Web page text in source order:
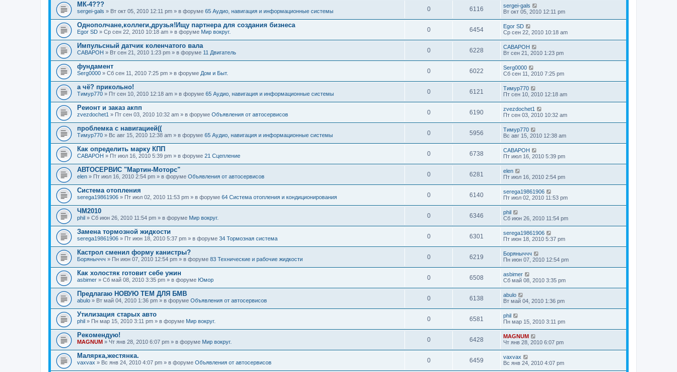
МК-4???
sergei-gals » Вт окт 05, 2010 12:11 pm » в форуме 65 Аудио, навигация и информационные системы 0 6116
sergei-gals
Вт окт 05, 2010 12:11 pm
Однополчане,коллеги,друзья!Ищу партнера для создания бизнеса
Egor SD » Ср сен 22, 2010 10:18 am » в форуме Мир вокруг. 0 6454
Egor SD
Ср сен 22, 2010 10:18 am
Импульсный датчик коленчатого вала
CABAPOH » Вт сен 21, 2010 1:23 pm » в форуме 11 Двигатель 0 6228
CABAPOH
Вт сен 21, 2010 1:23 pm
фундамент
Serg0000 » Сб сен 11, 2010 7:25 pm » в форуме Дом и Быт. 0 6022
Serg0000
Сб сен 11, 2010 7:25 pm
а чё? прикольно!
Тимур770 » Пт сен 10, 2010 12:18 am » в форуме 65 Аудио, навигация и информационные системы 0 6121
Тимур770
Пт сен 10, 2010 12:18 am
Реионт и заказ акпп
zvezdochet1 » Пт сен 03, 2010 10:32 am » в форуме Объявления от автосервисов 0 6190
zvezdochet1
Пт сен 03, 2010 10:32 am
проблемка с навигацией((
Тимур770 » Вс авг 15, 2010 12:38 am » в форуме 65 Аудио, навигация и информационные системы 0 5956
Тимур770
Вс авг 15, 2010 12:38 am
Как определить марку КПП
CABAPOH » Пт июл 16, 2010 5:39 pm » в форуме 21 Сцепление 0 6738
CABAPOH
Пт июл 16, 2010 5:39 pm
АВТОСЕРВИС "Мартин-Моторс"
elen » Пт июл 16, 2010 2:54 pm » в форуме Объявления от автосервисов 0 6281
elen
Пт июл 16, 2010 2:54 pm
Система отопления
serega19861906 » Пт июл 02, 2010 11:53 pm » в форуме 64 Система отопления и кондиционирования 0 6140
serega19861906
Пт июл 02, 2010 11:53 pm
ЧМ2010
phil » Сб июн 26, 2010 11:54 pm » в форуме Мир вокруг. 0 6346
phil
Сб июн 26, 2010 11:54 pm
Замена тормозной жидкости
serega19861906 » Пт июн 18, 2010 5:37 pm » в форуме 34 Тормозная система 0 6301
serega19861906
Пт июн 18, 2010 5:37 pm
Кастрол сменил форму канистры?
Боряныччч » Пн июн 07, 2010 12:54 pm » в форуме 83 Технические и рабочие жидкости 0 6219
Боряныччч
Пн июн 07, 2010 12:54 pm
Как холостяк готовит себе ужин
asbimer » Сб май 08, 2010 3:35 pm » в форуме Юмор 0 6508
asbimer
Сб май 08, 2010 3:35 pm
Предлагаю НОВУЮ ТЕМ ДЛЯ БМВ
abulo » Вт май 04, 2010 1:36 pm » в форуме Объявления от автосервисов 0 6138
abulo
Вт май 04, 2010 1:36 pm
Утилизация старых авто
phil » Пн мар 15, 2010 3:11 pm » в форуме Мир вокруг. 0 6581
phil
Пн мар 15, 2010 3:11 pm
Рекомендую!
MAGNUM » Чт янв 28, 2010 6:07 pm » в форуме Мир вокруг. 0 6428
MAGNUM
Чт янв 28, 2010 6:07 pm
Малярка,жестянка.
vaxvax » Вс янв 24, 2010 4:07 pm » в форуме Объявления от автосервисов 0 6459
vaxvax
Вс янв 24, 2010 4:07 pm